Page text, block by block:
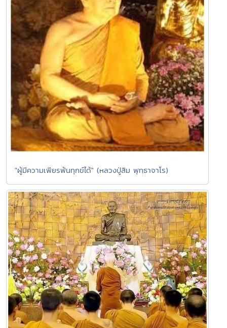
"ผู้มีความเพียรพ้นทุกข์ได้" (หลวงปู่สิม พุทฺธาจาโร)